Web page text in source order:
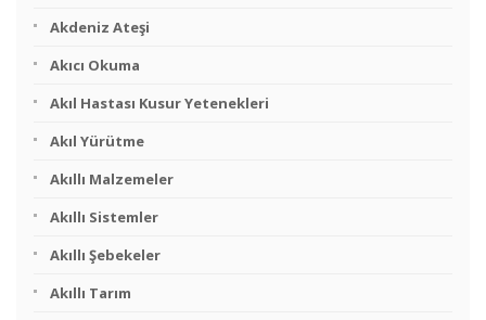
Akdeniz Ateşi
Akıcı Okuma
Akıl Hastası Kusur Yetenekleri
Akıl Yürütme
Akıllı Malzemeler
Akıllı Sistemler
Akıllı Şebekeler
Akıllı Tarım